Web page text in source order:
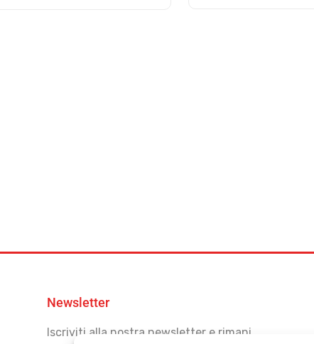
Newsletter
Iscriviti alla nostra newsletter e rimani